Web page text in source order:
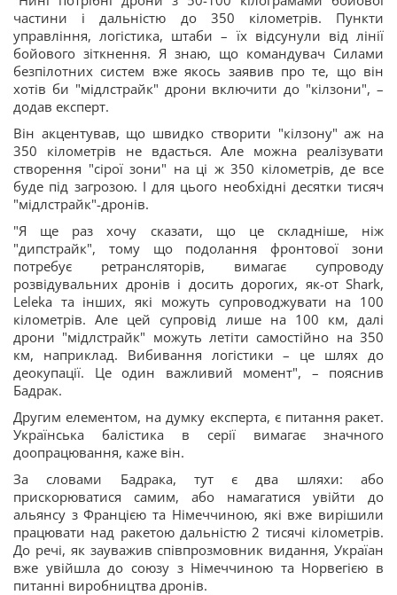
частини і дальністю до 350 кілометрів. Пункти
управління, логістика, штаби – їх відсунули від лінії
бойового зіткнення. Я знаю, що командувач Силами
безпілотних систем вже якось заявив про те, що він
хотів би "мідлстрайк" дрони включити до "кілзони", –
додав експерт.
Він акцентував, що швидко створити "кілзону" аж на
350 кілометрів не вдасться. Але можна реалізувати
створення "сірої зони" на ці ж 350 кілометрів, де все
буде під загрозою. І для цього необхідні десятки тисяч
"мідлстрайк"-дронів.
"Я ще раз хочу сказати, що це складніше, ніж
"дипстрайк", тому що подолання фронтової зони
потребує ретрансляторів, вимагає супроводу
розвідувальних дронів і досить дорогих, як-от Shark,
Leleka та інших, які можуть супроводжувати на 100
кілометрів. Але цей супровід лише на 100 км, далі
дрони "мідлстрайк" можуть летіти самостійно на 350
км, наприклад. Вибивання логістики – це шлях до
деокупації. Це один важливий момент", – пояснив
Бадрак.
Другим елементом, на думку експерта, є питання ракет.
Українська балістика в серії вимагає значного
доопрацювання, каже він.
За словами Бадрака, тут є два шляхи: або
прискорюватися самим, або намагатися увійти до
альянсу з Францією та Німеччиною, які вже вирішили
працювати над ракетою дальністю 2 тисячі кілометрів.
До речі, як зауважив співпрозмовник видання, Україан
вже увійшла до союзу з Німеччиною та Норвегією в
питанні виробництва дронів.